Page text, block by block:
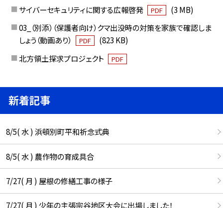
サイバーセキュリティに関する広報啓発
PDF
(3 MB)
03_（別添）（保護者向け）クマ出没時の対策を家族で確認しま
しょう（動画あり）
PDF
(823 KB)
北方領土探求プロジェクト
PDF
新着記事
8/5( 水 ) 浜頓別町平和祈念式典
8/5( 水 ) 農作物の育成具合
7/27( 月 ) 屋根の修繕工事の様子
7/27( 月 ) 少年の主張宗谷地区大会に出場しました！